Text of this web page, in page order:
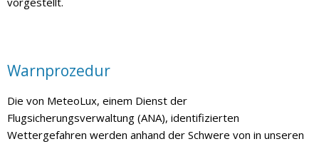
Warnprozedur
Die von MeteoLux, einem Dienst der
Flugsicherungsverwaltung (ANA), identifizierten
Wettergefahren werden anhand der Schwere von in unseren